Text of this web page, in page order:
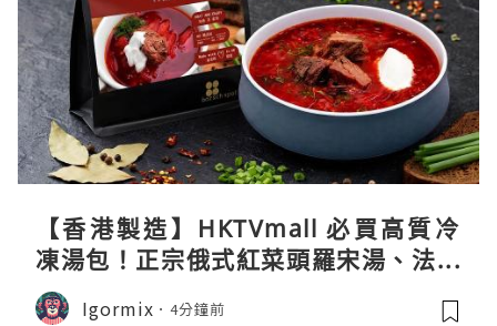
【香港製造】HKTVmall 必買高質冷
凍湯包！正宗俄式紅菜頭羅宋湯、法式
龍蝦濃湯與生酮膠原蛋白骨頭湯全攻略
Igormix 4分鐘前